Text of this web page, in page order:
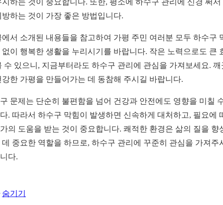
지하는 것이 중요합니다. 또한, 평소에 하수구 관리에 신경 써서
방하는 것이 가장 좋은 방법입니다.
에서 소개된 내용들을 참고하여 가평 주민 여러분 모두 하수구
없이 행복한 생활을 누리시기를 바랍니다. 작은 노력으로도 큰
수 있으니, 지금부터라도 하수구 관리에 관심을 가져보세요. 깨
강한 가평을 만들어가는 데 동참해 주시길 바랍니다.
문제는 단순히 불편함을 넘어 건강과 안전에도 영향을 미칠
. 따라서 하수구 막힘이 발생하면 신속하게 대처하고, 필요에
의 도움을 받는 것이 중요합니다. 쾌적한 환경은 삶의 질을 향
데 중요한 역할을 하므로, 하수구 관리에 꾸준히 관심을 가져주
다.
숨기기